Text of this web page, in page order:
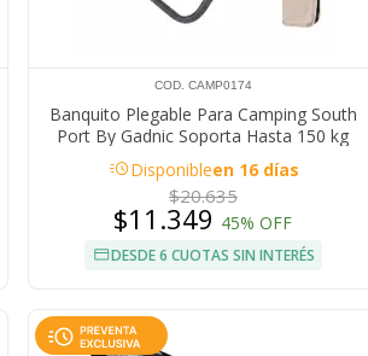
COD. CAMP0174
Banquito Plegable Para Camping South
Port By Gadnic Soporta Hasta 150 kg
Estuche
acuteDisponibleen 16 días
$20.635
$11.349 45% OFF
DESDE 6 CUOTAS SIN INTERÉS